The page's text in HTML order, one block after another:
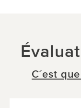
C´est